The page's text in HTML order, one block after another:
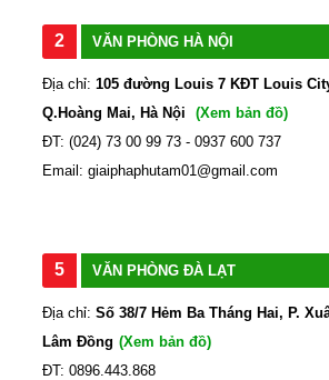
2 VĂN PHÒNG HÀ NỘI
Địa chỉ: 105 đường Louis 7 KĐT Louis
Q.Hoàng Mai, Hà Nội
(Xem bản đồ)
ĐT: (024) 73 00 99 73 - 0937 600 737
Email: giaiphaphutam01@gmail.com
5 VĂN PHÒNG ĐÀ LẠT
Địa chỉ: Số 38/7 Hẻm Ba Tháng Hai, P.
Lâm Đồng (Xem bản đồ)
ĐT: 0896.443.868